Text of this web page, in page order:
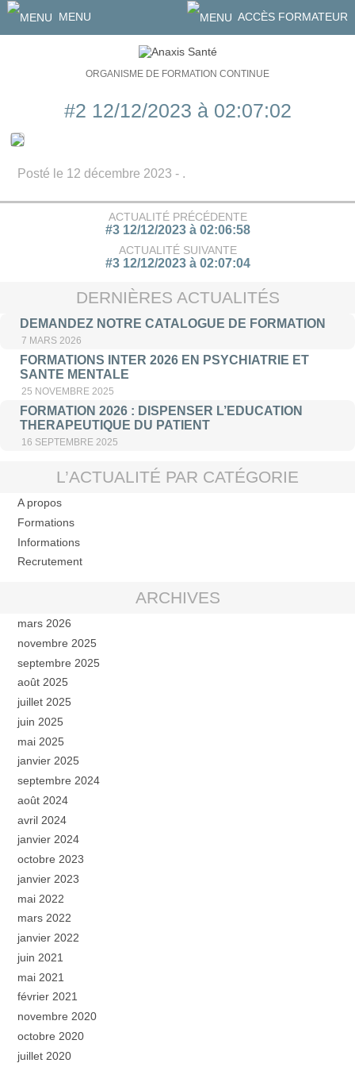
MENU ACCÈS FORMATEUR
ORGANISME DE FORMATION CONTINUE
#2 12/12/2023 à 02:07:02
Posté le 12 décembre 2023 - .
ACTUALITÉ PRÉCÉDENTE
#3 12/12/2023 à 02:06:58
ACTUALITÉ SUIVANTE
#3 12/12/2023 à 02:07:04
DERNIÈRES ACTUALITÉS
DEMANDEZ NOTRE CATALOGUE DE FORMATION
7 MARS 2026
FORMATIONS INTER 2026 EN PSYCHIATRIE ET
SANTE MENTALE
25 NOVEMBRE 2025
FORMATION 2026 : DISPENSER L’EDUCATION
THERAPEUTIQUE DU PATIENT
16 SEPTEMBRE 2025
L’ACTUALITÉ PAR CATÉGORIE
A propos
Formations
Informations
Recrutement
ARCHIVES
mars 2026
novembre 2025
septembre 2025
août 2025
juillet 2025
juin 2025
mai 2025
janvier 2025
septembre 2024
août 2024
avril 2024
janvier 2024
octobre 2023
janvier 2023
mai 2022
mars 2022
janvier 2022
juin 2021
mai 2021
février 2021
novembre 2020
octobre 2020
juillet 2020